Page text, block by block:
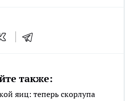
также:
яиц: теперь скорлупа